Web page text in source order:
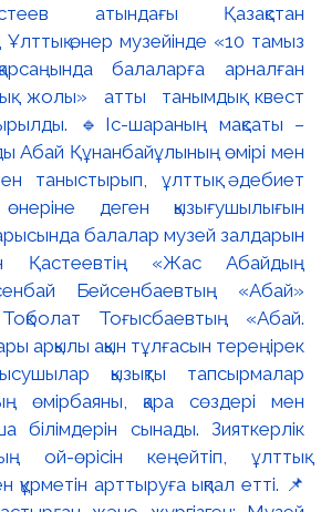
атындағы Қазақстан
өнер музейінде «10 тамыз
балаларға арналған
жолы» атты танымдық квест
🔹Іс-шараның мақсаты –
Абай Құнанбайұлының өмірі мен
таныстырып, ұлттық әдебиет
деген қызығушылығын
балалар музей залдарын
Қастеевтің «Жас Абайдың
Бейсенбаевтың «Абай»
Тоғысбаевтың «Абай.
арқылы ақын тұлғасын тереңірек
қызықты тапсырмалар
өмірбаяны, қара сөздері мен
білімдерін сынады. Зияткерлік
ой-өрісін кеңейтіп, ұлттық
құрметін арттыруға ықпал етті. 📌